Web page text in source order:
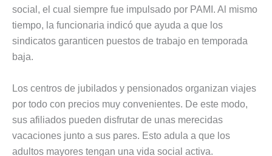
social, el cual siempre fue impulsado por PAMI. Al mismo
tiempo, la funcionaria indicó que ayuda a que los
sindicatos garanticen puestos de trabajo en temporada
baja.
Los centros de jubilados y pensionados organizan viajes
por todo con precios muy convenientes. De este modo,
sus afiliados pueden disfrutar de unas merecidas
vacaciones junto a sus pares. Esto adula a que los
adultos mayores tengan una vida social activa.